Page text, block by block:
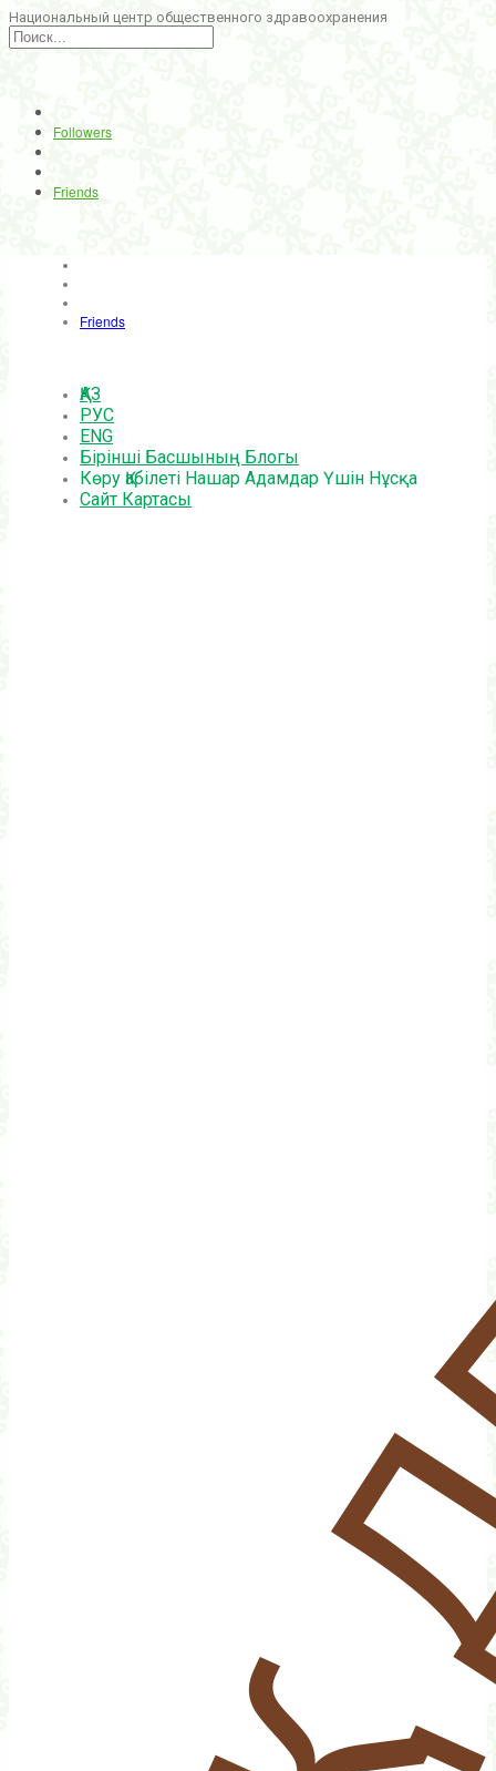
Национальный центр общественного здравоохранения
Followers
Friends
Friends
ҚАЗ
РУС
ENG
Бірінші Басшының Блогы
Көру Қабілеті Нашар Адамдар Үшін Нұсқа
Сайт Картасы